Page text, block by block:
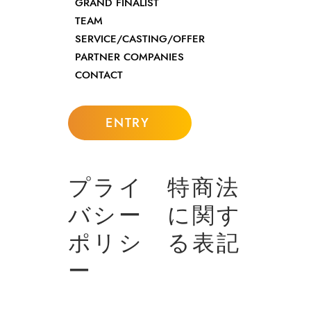
TEAM
SERVICE/CASTING/OFFER
PARTNER COMPANIES
CONTACT
ENTRY
プライ
バシー
ポリシ
ー
特商法
に関す
る表記